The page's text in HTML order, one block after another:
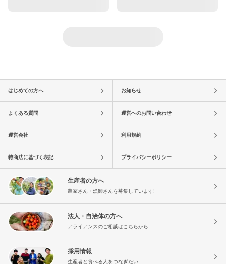
はじめての方へ お知らせ
よくある質問 運営へのお問い合わせ
運営会社 利用規約
特商法に基づく表記 プライバシーポリシー
生産者の方へ
農家さん・漁師さんを募集しています!
法人・自治体の方へ
アライアンスのご相談はこちらから
採用情報
生産者と食べる人をつなぎたい